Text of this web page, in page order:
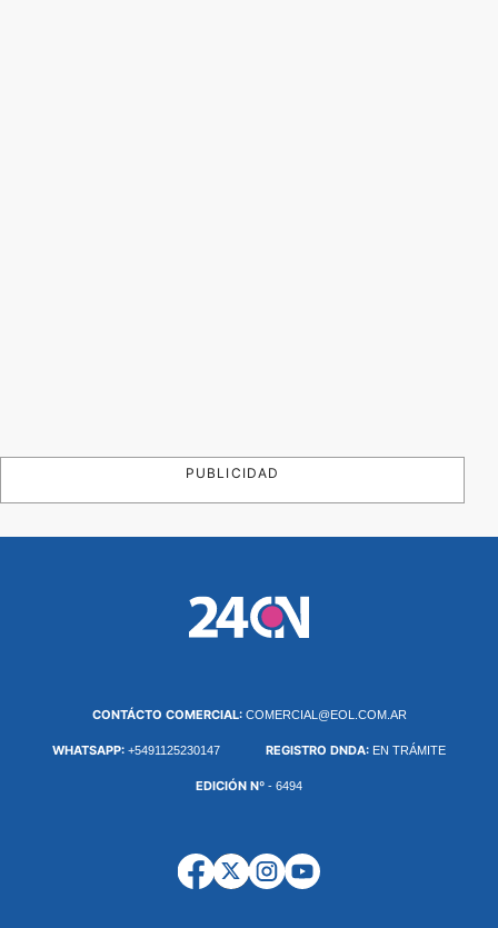
PUBLICIDAD
CONTÁCTO COMERCIAL: COMERCIAL@EOL.COM.AR
WHATSAPP: +5491125230147 REGISTRO DNDA: EN TRÁMITE
EDICIÓN Nº - 6494